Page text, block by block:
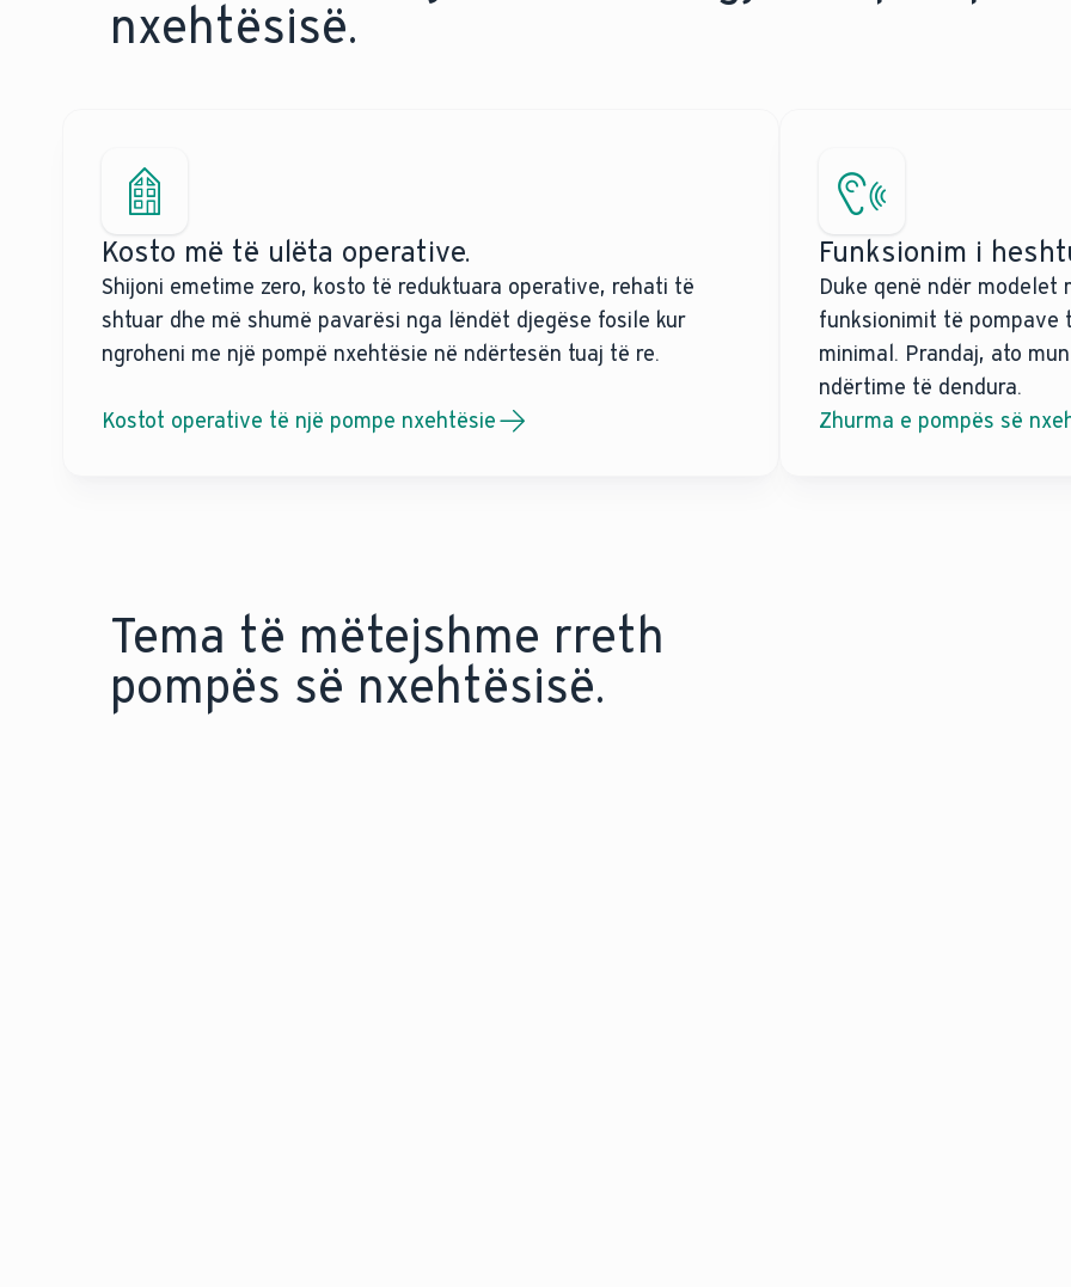
nxehtësisë.
Kosto më të ulëta operative.
Shijoni emetime zero, kosto të reduktuara operative, rehati të
shtuar dhe më shumë pavarësi nga lëndët djegëse fosile kur
ngroheni me një pompë nxehtësie në ndërtesën tuaj të re.
Kostot operative të një pompe nxehtësie
Funksionim i
Duke qenë ndër modelet
funksionimit të pompave
minimal. Prandaj, ato
ndërtime të dendura.
Zhurma e pompës së
Tema të mëtejshme rreth
pompës së nxehtësisë.